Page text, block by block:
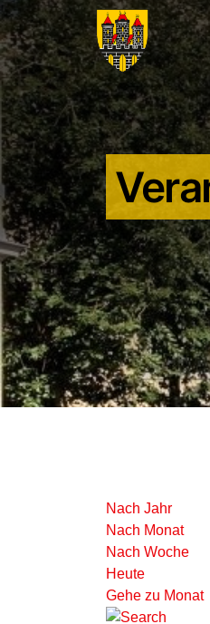
Nach Jahr
Nach Monat
Nach Woche
Heute
Gehe zu Monat